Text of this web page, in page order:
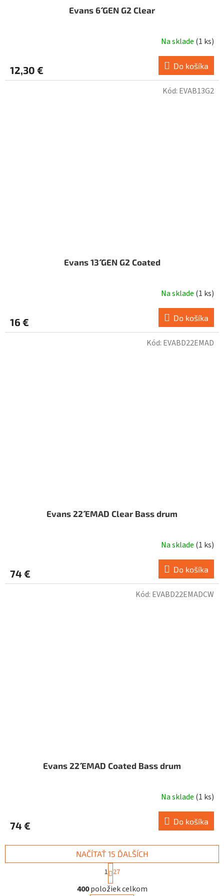
Evans 6´´ GEN G2 Clear
Na sklade (1 ks)
12,30 € Do košíka
Evans 13´´ GEN G2 Coated
Na sklade (1 ks)
16 € Do košíka
Kód: EVAB13G2
Evans 22´´ EMAD Clear Bass drum
Na sklade (1 ks)
74 € Do košíka
Kód: EVABD22EMAD
Evans 22´´ EMAD Coated Bass drum
Na sklade (1 ks)
74 € Do košíka
Kód: EVABD22EMADCW
O
v
NAČÍTAŤ 15 ĎALŠÍCH
t
r
á
1 27
400položiek celkom